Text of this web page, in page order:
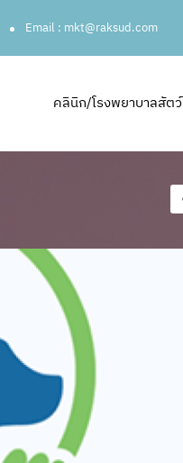
Email : mkt@raksud.com
คลินิก/โรงพยาบาลสัตว์